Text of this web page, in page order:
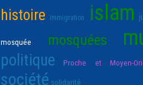
histoire immigration islam
mosquée mosquées
politique Proche et Moyen-
société solidarité